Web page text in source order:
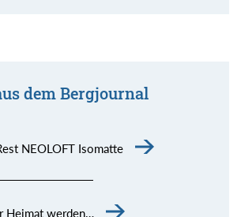
dem Bergjournal
NEOLOFT Isomatte
Heimat werden…